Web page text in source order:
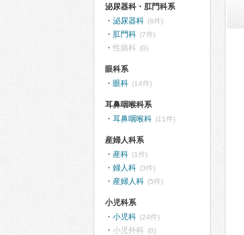
泌尿器科・肛門科系
泌尿器科 (6件)
肛門科 (7件)
性病科 (0)
眼科系
眼科 (14件)
耳鼻咽喉科系
耳鼻咽喉科 (11件)
産婦人科系
産科 (1件)
婦人科 (3件)
産婦人科 (5件)
小児科系
小児科 (24件)
小児外科 (0)